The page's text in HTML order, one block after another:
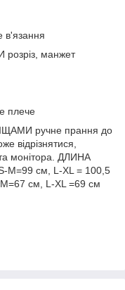
в'язання
манжет
плече
ручне прання до
відрізнятися,
монітора. ДЛИНА
см, L-XL = 100,5
см, L-XL =69 см